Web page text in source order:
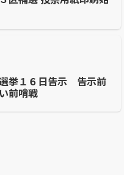
挙１６日告示 告示前
前哨戦